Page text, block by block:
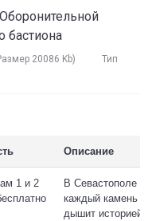
бастиона
20086 Kb)
Тип
Описание
1 и 2
В Севастополе
каждый камень
дышит историей